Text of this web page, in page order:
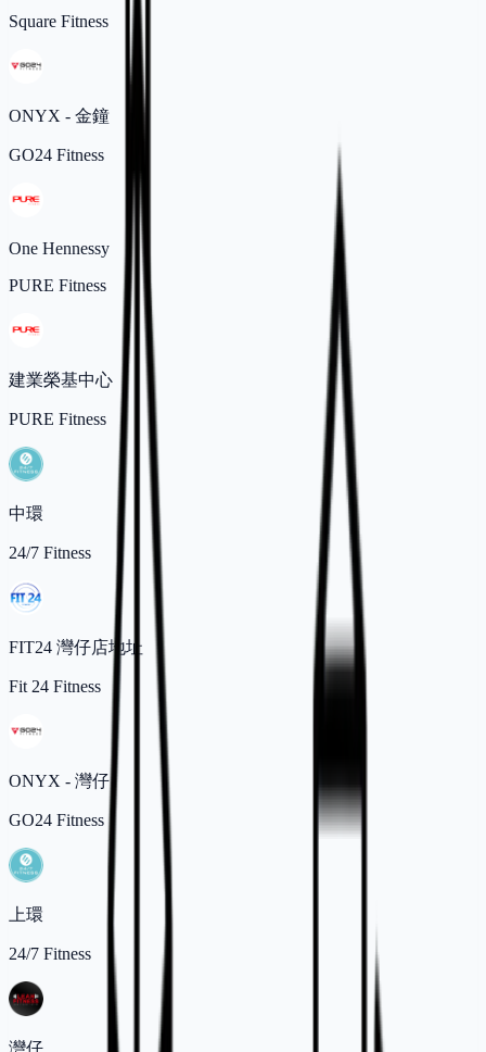
Square Fitness
ONYX - 金鐘
GO24 Fitness
One Hennessy
PURE Fitness
建業榮基中心
PURE Fitness
中環
24/7 Fitness
FIT24 灣仔店地址
Fit 24 Fitness
ONYX - 灣仔
GO24 Fitness
上環
24/7 Fitness
灣仔